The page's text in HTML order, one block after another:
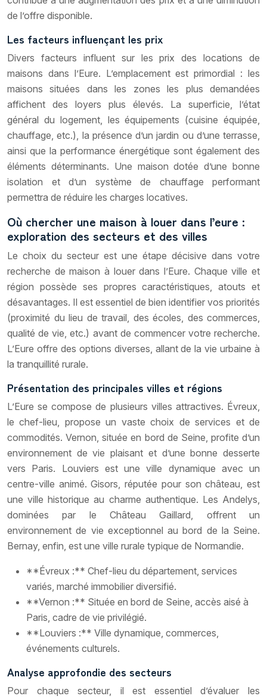
de l’offre disponible.
Les facteurs influençant les prix
Divers facteurs influent sur les prix des locations de
maisons dans l’Eure. L’emplacement est primordial : les
maisons situées dans les zones les plus demandées
affichent des loyers plus élevés. La superficie, l’état
général du logement, les équipements (cuisine équipée,
chauffage, etc.), la présence d’un jardin ou d’une terrasse,
ainsi que la performance énergétique sont également des
éléments déterminants. Une maison dotée d’une bonne
isolation et d’un système de chauffage performant
permettra de réduire les charges locatives.
Où chercher une maison à louer dans l’eure :
exploration des secteurs et des villes
Le choix du secteur est une étape décisive dans votre
recherche de maison à louer dans l’Eure. Chaque ville et
région possède ses propres caractéristiques, atouts et
désavantages. Il est essentiel de bien identifier vos priorités
(proximité du lieu de travail, des écoles, des commerces,
qualité de vie, etc.) avant de commencer votre recherche.
L’Eure offre des options diverses, allant de la vie urbaine à
la tranquillité rurale.
Présentation des principales villes et régions
L’Eure se compose de plusieurs villes attractives. Évreux,
le chef-lieu, propose un vaste choix de services et de
commodités. Vernon, située en bord de Seine, profite d’un
environnement de vie plaisant et d’une bonne desserte
vers Paris. Louviers est une ville dynamique avec un
centre-ville animé. Gisors, réputée pour son château, est
une ville historique au charme authentique. Les Andelys,
dominées par le Château Gaillard, offrent un
environnement de vie exceptionnel au bord de la Seine.
Bernay, enfin, est une ville rurale typique de Normandie.
**Évreux :** Chef-lieu du département, services
variés, marché immobilier diversifié.
**Vernon :** Située en bord de Seine, accès aisé à
Paris, cadre de vie privilégié.
**Louviers :** Ville dynamique, commerces,
événements culturels.
Analyse approfondie des secteurs
Pour chaque secteur, il est essentiel d’évaluer les